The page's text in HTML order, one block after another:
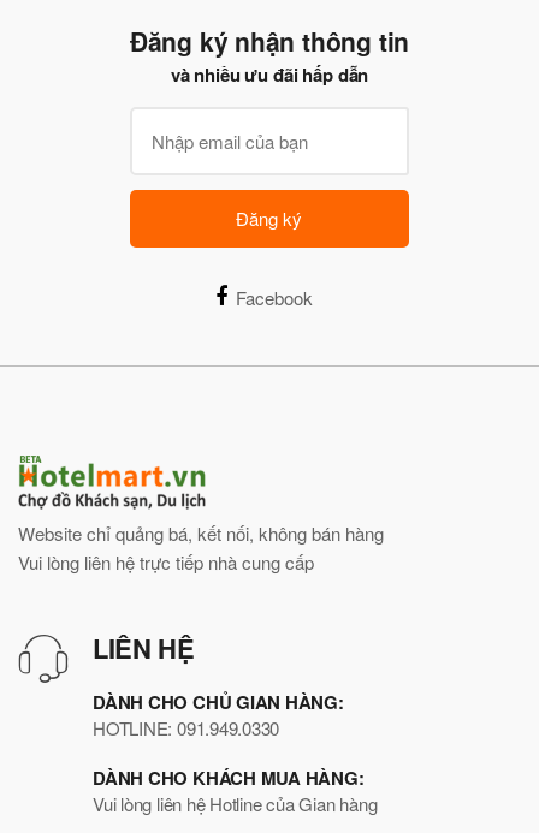
Đăng ký nhận thông tin
và nhiều ưu đãi hấp dẫn
Đăng ký
Facebook
Website chỉ quảng bá, kết nối, không bán hàng
Vui lòng liên hệ trực tiếp nhà cung cấp
LIÊN HỆ
DÀNH CHO CHỦ GIAN HÀNG:
HOTLINE: 091.949.0330
DÀNH CHO KHÁCH MUA HÀNG:
Vui lòng liên hệ Hotline của Gian hàng